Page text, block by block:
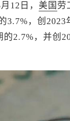
12日， 美国 劳
3.7%，创
2.7%，并创